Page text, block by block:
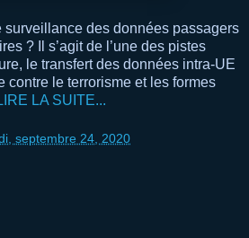
surveillance des données passagers
? Il s’agit de l’une des pistes
le transfert des données intra-UE
contre le terrorisme et les formes
LA SUITE...
septembre 24, 2020